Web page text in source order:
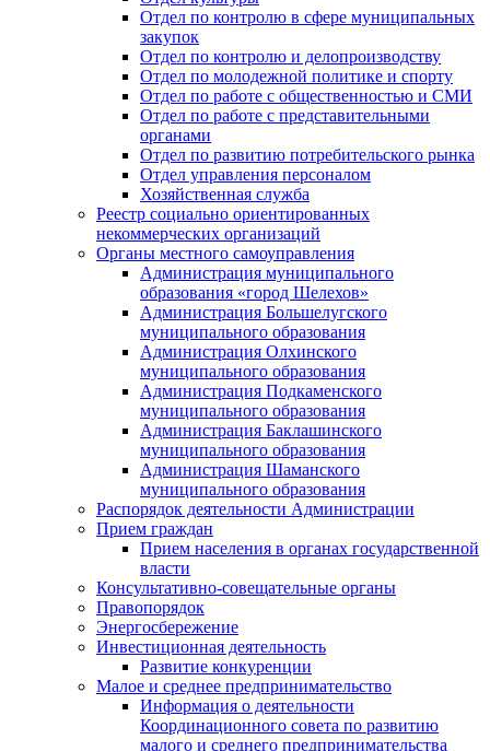
Отдел по контролю в сфере муниципальных
закупок
Отдел по контролю и делопроизводству
Отдел по молодежной политике и спорту
Отдел по работе с общественностью и СМИ
Отдел по работе с представительными
органами
Отдел по развитию потребительского рынка
Отдел управления персоналом
Хозяйственная служба
Реестр социально ориентированных
некоммерческих организаций
Органы местного самоуправления
Администрация муниципального
образования «город Шелехов»
Администрация Большелугского
муниципального образования
Администрация Олхинского
муниципального образования
Администрация Подкаменского
муниципального образования
Администрация Баклашинского
муниципального образования
Администрация Шаманского
муниципального образования
Распорядок деятельности Администрации
Прием граждан
Прием населения в органах государственной
власти
Консультативно-совещательные органы
Правопорядок
Энергосбережение
Инвестиционная деятельность
Развитие конкуренции
Малое и среднее предпринимательство
Информация о деятельности
Координационного совета по развитию
малого и среднего предпринимательства